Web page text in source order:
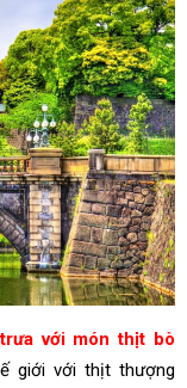
trưa với món thịt bò
giới với thịt thượng